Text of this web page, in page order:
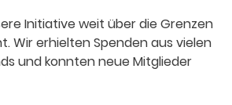
Initiative weit über die Grenzen
Wir erhielten Spenden aus vielen
und konnten neue Mitglieder